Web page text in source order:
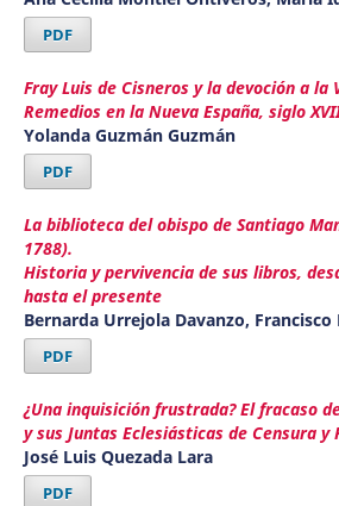
PDF
Fray Luis de Cisneros y la devoción a la
Remedios en la Nueva España, siglo
Yolanda Guzmán Guzmán
PDF
La biblioteca del obispo de Santiago
1788).
Historia y pervivencia de sus libros,
hasta el presente
Bernarda Urrejola Davanzo, Francisco
PDF
¿Una inquisición frustrada? El fracaso
y sus Juntas Eclesiásticas de Censura y
José Luis Quezada Lara
PDF